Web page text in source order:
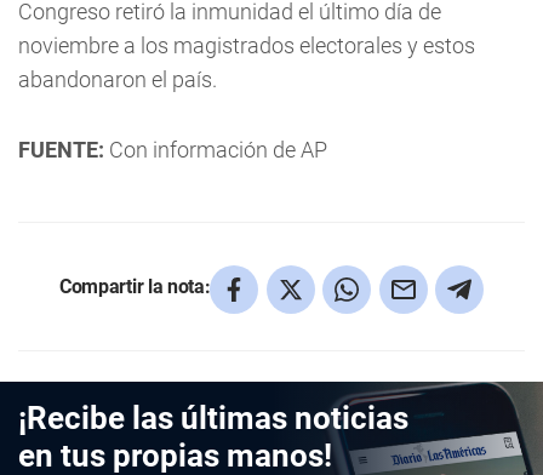
Congreso retiró la inmunidad el último día de
noviembre a los magistrados electorales y estos
abandonaron el país.
FUENTE: Con información de AP
Compartir la nota:
¡Recibe las últimas noticias
en tus propias manos!